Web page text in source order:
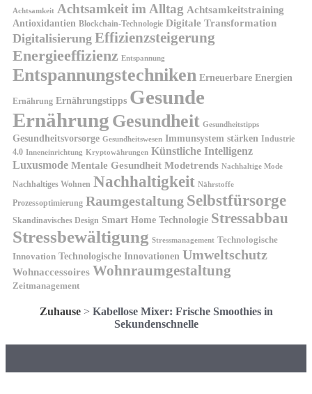
Achtsamkeit Achtsamkeit im Alltag Achtsamkeitstraining
Antioxidantien Blockchain-Technologie Digitale Transformation
Digitalisierung Effizienzsteigerung
Energieeffizienz Entspannung
Entspannungstechniken Erneuerbare Energien
Ernährung Ernährungstipps Gesunde
Ernährung Gesundheit Gesundheitstipps
Gesundheitsvorsorge Gesundheitswesen Immunsystem stärken Industrie
4.0 Inneneinrichtung Kryptowährungen Künstliche Intelligenz
Luxusmode Mentale Gesundheit Modetrends Nachhaltige Mode
Nachhaltiges Wohnen Nachhaltigkeit Nährstoffe
Prozessoptimierung Raumgestaltung Selbstfürsorge
Skandinavisches Design Smart Home Technologie Stressabbau
Stressbewältigung Stressmanagement Technologische
Innovation Technologische Innovationen Umweltschutz
Wohnaccessoires Wohnraumgestaltung
Zeitmanagement
Zuhause> Kabellose Mixer: Frische Smoothies in
Sekundenschnelle